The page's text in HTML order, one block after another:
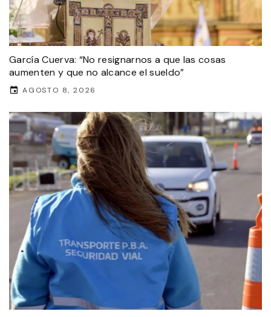
García Cuerva: “No resignarnos a que las cosas
aumenten y que no alcance el sueldo”
AGOSTO 8, 2026